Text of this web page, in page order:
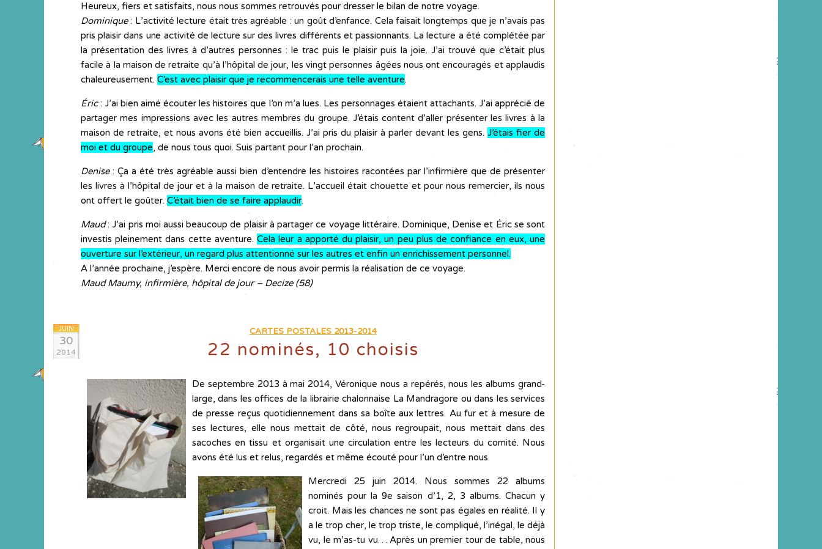
Heureux, fiers et satisfaits, nous nous sommes retrouvés pour dresser le bilan de notre voyage.
Dominique: L’activité lecture était très agréable : un goût d’enfance. Cela faisait longtemps que je n’avais pas
pris plaisir dans une activité de lecture sur des livres différents et passionnants. La lecture a été complétée par
la présentation des livres à d’autres personnes : le trac puis le plaisir puis la joie. J’ai trouvé que c’était plus
facile à la maison de retraite qu’à l’hôpital de jour, les vingt personnes âgées nous ont encouragés et applaudis
chaleureusement. C’est avec plaisir que je recommencerais une telle aventure.
Éric: J’ai bien aimé écouter les histoires que l’on m’a lues. Les personnages étaient attachants. J’ai apprécié de
partager mes impressions avec les autres membres du groupe. J’étais content d’aller présenter les livres à la
maison de retraite, et nous avons été bien accueillis. J’ai pris du plaisir à parler devant les gens. J’étais fier de
moi et du groupe, de nous tous quoi. Suis partant pour l’an prochain.
Denise: Ça a été très agréable aussi bien d’entendre les histoires racontées par l’infirmière que de présenter
les livres à l’hôpital de jour et à la maison de retraite. L’accueil était chouette et pour nous remercier, ils nous
ont offert le goûter. C’était bien de se faire applaudir.
Maud: J’ai pris moi aussi beaucoup de plaisir à partager ce voyage littéraire. Dominique, Denise et Éric se sont
investis pleinement dans cette aventure.Cela leur a apporté du plaisir, un peu plus de confiance en eux, une
ouverture sur l’extérieur, un regard plus attentionné sur les autres et enfin un enrichissement personnel.
A l’année prochaine, j’espère. Merci encore de nous avoir permis la réalisation de ce voyage.
Maud Maumy, infirmière, hôpital de jour – Decize (58)
JUIN
30
2014
CARTES POSTALES 2013-2014
22 nominés, 10 choisis
De septembre 2013 à mai 2014, Véronique nous a repérés, nous les albums grand-
large, dans les offices de la librairie chalonnaise La Mandragore ou dans les services
de presse reçus quotidiennement dans sa boîte aux lettres. Au fur et à mesure de
ses lectures, elle nous mettait de côté, nous regroupait, nous mettait dans des
sacoches en tissu et organisait une circulation entre les lecteurs du comité. Nous
avons été lus et relus, regardés et même écouté pour l’un d’entre nous.
Mercredi 25 juin 2014. Nous sommes 22 albums
nominés pour la 9e saison d’1, 2, 3 albums. Chacun y
croit. Mais les chances ne sont pas égales en réalité. Il y
a le trop cher, le trop triste, le compliqué, l’inégal, le déjà
vu, le m’as-tu vu… Après un premier tour de table, nous